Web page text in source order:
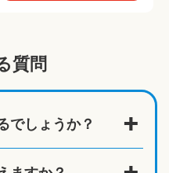
質問
でしょうか？